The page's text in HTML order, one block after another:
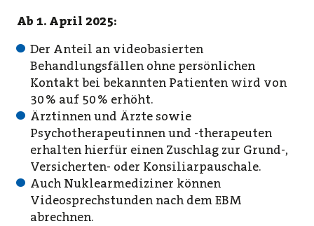
Ab 1. April 2025:
Der Anteil an videobasierten
Behandlungsfällen ohne persönlichen
Kontakt bei bekannten Patienten wird von
30 % auf 50 % erhöht.
Ärztinnen und Ärzte sowie
Psychotherapeutinnen und -therapeuten
erhalten hierfür einen Zuschlag zur Grund-,
Versicherten- oder Konsiliarpauschale.
Auch Nuklearmediziner können
Videosprechstunden nach dem EBM
abrechnen.